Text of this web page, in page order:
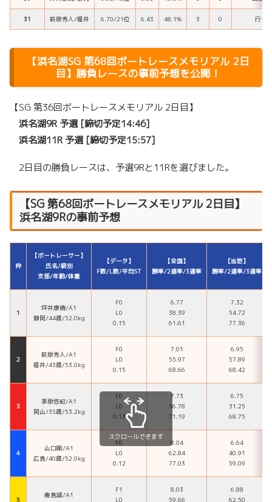
31 萩原秀人/福井 6.70/21位 6.43 48.1% 3 0 行き
【浜名湖SG 第68回ボートレースメモリアル 2日
目】勝負レースの事前予想を公開！
【SG 第36回ボートレースメモリアル 2日目】
浜名湖9R 予選 [締切予定14:46]
浜名湖11R 予選 [締切予定15:57]
2日目の勝負レースは、予選9Rと11Rを選びました。
【SG 第68回ボートレースメモリアル2日目】
浜名湖9Rの事前予想
枠
【ボートレーサー】
氏名/級別
支部/年齢/体重
【データ】
F数/L数/平均ST
【全国】
勝率/2連率/3連率
【当地】
勝率/2連率/3連率
１
坪井康晴/A1
静岡/44歳/52.0kg
F0
L0
0.15
6.77
38.39
61.61
7.32
54.72
77.36
２
萩原秀人/A1
福井/43歳/53.0kg
F0
L0
0.15
7.01
55.97
68.66
6.95
57.89
68.42
３
茅原悠紀/A1
岡山/35歳/53.2kg
F0
L0
0.13
7.73
56.78
71.19
6.75
31.25
68.75
４
山口剛/A1
広島/40歳/52.0kg
F0
L0
0.12
8.04
62.84
77.03
6.64
40.91
59.09
５
毒島誠/A1
F1
L0
8.03
59.66
6.88
62.50
スクロールできます